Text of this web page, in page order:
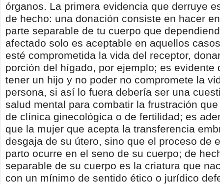
órganos. La primera evidencia que derruye
de hecho: una donación consiste en hacer
parte separable de tu cuerpo que
afectado solo es aceptable en aquellos
esté comprometida la vida del receptor,
porción del hígado, por ejemplo; es evidente
tener un hijo y no poder no compromete la
persona, si así lo fuera debería ser una
salud mental para combatir la frustración
de clínica ginecológica o de fertilidad; es
que la mujer que acepta la transferencia
desgaja de su útero, sino que el proceso de
parto ocurre en el seno de su cuerpo; de
separable de su cuerpo es la criatura que
con un mínimo de sentido ético o jurídico